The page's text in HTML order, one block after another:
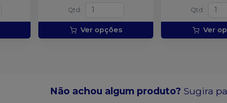
Qtd :
Ver opções
Qtd :
Ver
Não achou algum produto? Sugira